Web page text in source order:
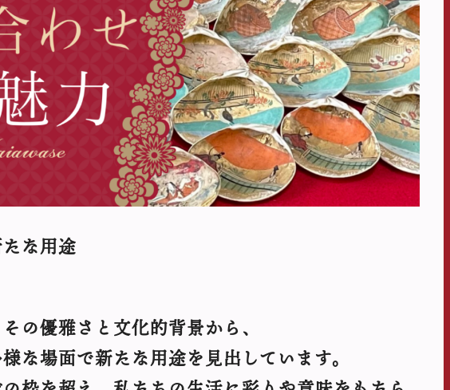
な用途
の優雅さと文化的背景から、
な場面で新たな用途を見出しています。